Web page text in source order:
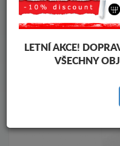
Kryt pod motor Opel
Značky vozidel
LETNÍ AKCE!
VŠECHNY